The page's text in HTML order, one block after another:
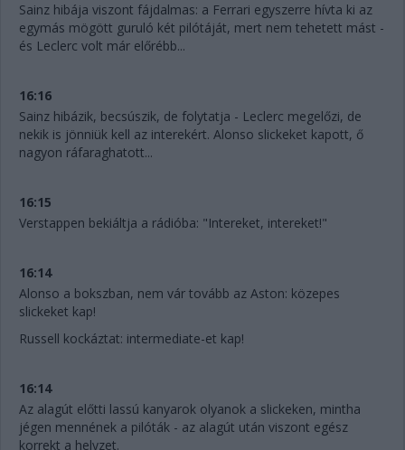
Sainz hibája viszont fájdalmas: a Ferrari egyszerre hívta ki az
egymás mögött guruló két pilótáját, mert nem tehetett mást -
és Leclerc volt már előrébb...
16:16
Sainz hibázik, becsúszik, de folytatja - Leclerc megelőzi, de
nekik is jönniük kell az interekért. Alonso slickeket kapott, ő
nagyon ráfaraghatott...
16:15
Verstappen bekiáltja a rádióba: "Intereket, intereket!"
16:14
Alonso a bokszban, nem vár tovább az Aston: közepes
slickeket kap!
Russell kockáztat: intermediate-et kap!
16:14
Az alagút előtti lassú kanyarok olyanok a slickeken, mintha
jégen mennének a pilóták - az alagút után viszont egész
korrekt a helyzet.